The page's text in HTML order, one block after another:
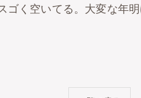
く空いてる。大変な年